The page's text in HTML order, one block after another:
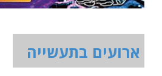
ארועים בתעשייה